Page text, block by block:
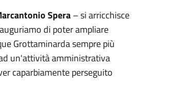
Spera– si arricchisce
di poter ampliare
Grottaminarda sempre più
un'attività amministrativa
caparbiamente perseguito